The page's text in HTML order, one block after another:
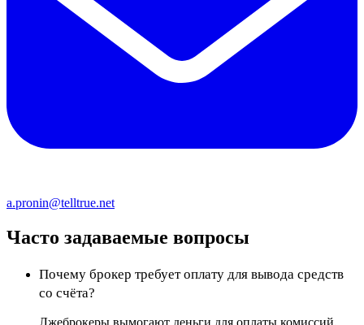
a.pronin@telltrue.net
Часто задаваемые вопросы
Почему брокер требует оплату для вывода средств
со счёта?
Лжеброкеры вымогают деньги для оплаты комиссий,